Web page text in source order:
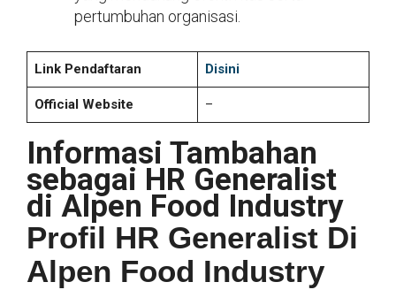
pertumbuhan organisasi.
Link Pendaftaran Disini
Official Website –
Informasi Tambahan
sebagai HR Generalist
di Alpen Food Industry
Profil HR Generalist Di
Alpen Food Industry